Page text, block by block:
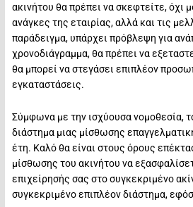
ακινήτου θα πρέπει να σκεφτείτε, όχι
ανάγκες της εταιρίας, αλλά και τις
παράδειγμα, υπάρχει πρόβλεψη για
χρονοδιάγραμμα, θα πρέπει να
θα μπορεί να στεγάσει επιπλέον
εγκαταστάσεις.
Σύμφωνα με την ισχύουσα νομοθεσία,
διάστημα μιας μίσθωσης
έτη. Καλό θα είναι στους όρους
μίσθωσης του ακινήτου να
επιχείρησής σας στο συγκεκριμένο
συγκεκριμένο επιπλέον διάστημα,